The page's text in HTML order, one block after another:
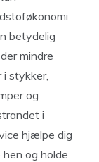
betydelig
mindre
i stykker,
og
i
hjælpe dig
og holde